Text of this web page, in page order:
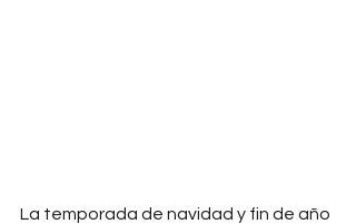
La temporada de navidad y fin de año